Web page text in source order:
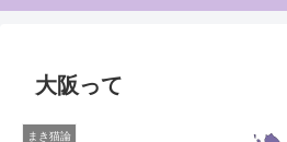
大阪って
まき猫論